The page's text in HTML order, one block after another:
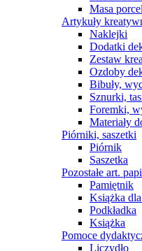
Masa
Artykuły
Naklejki
Dodatki
Zestaw
Ozdoby
Bibuły,
Sznurki,
Foremki,
Materiały
Piórniki, saszetki
Piórnik
Saszetka
Pozostałe art.
Pamiętnik
Książka
Podkładka
Książka
Pomoce
Liczydło